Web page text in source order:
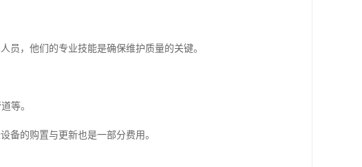
员，他们的专业技能是确保维护质量的关键。
等。
备的购置与更新也是一部分费用。